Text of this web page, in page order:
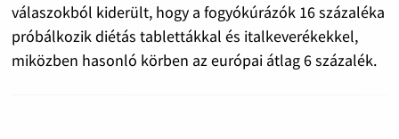
válaszokból kiderült, hogy a fogyókúrázók 16 százaléka
próbálkozik diétás tablettákkal és italkeverékekkel,
miközben hasonló körben az európai átlag 6 százalék.